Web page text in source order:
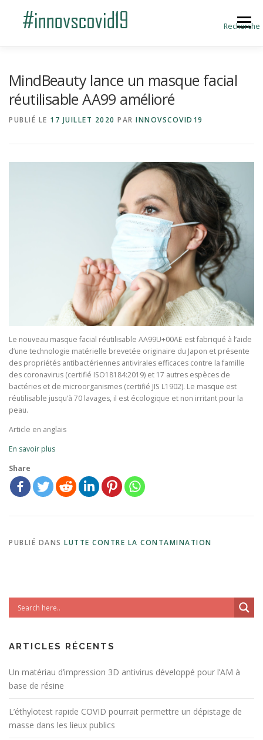
Recherche
Menu
MindBeauty lance un masque facial
réutilisable AA99 amélioré
PUBLIÉ LE 17 JUILLET 2020 PAR INNOVSCOVID19
Le nouveau masque facial réutilisable AA99U+00AE est fabriqué à l’aide
d’une technologie matérielle brevetée originaire du Japon et présente
des propriétés antibactériennes antivirales efficaces contre la famille
des coronavirus (certifié ISO18184:2019) et 17 autres espèces de
bactéries et de microorganismes (certifié JIS L1902). Le masque est
réutilisable jusqu’à 70 lavages, il est écologique et non irritant pour la
peau.
Article en anglais
En savoir plus
Share
PUBLIÉ DANS LUTTE CONTRE LA CONTAMINATION
ARTICLES RÉCENTS
Un matériau d’impression 3D antivirus développé pour l’AM à
base de résine
L’éthylotest rapide COVID pourrait permettre un dépistage de
masse dans les lieux publics